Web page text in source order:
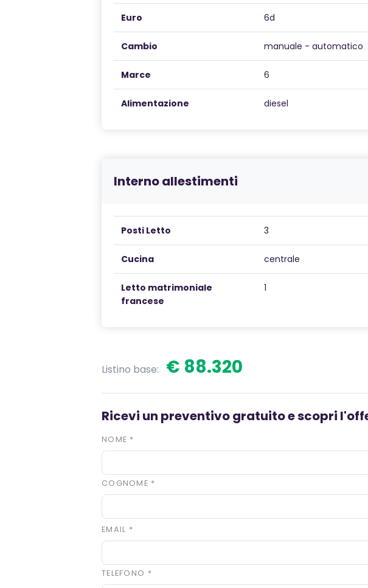
Euro 6d
Cambio manuale - automatico
Marce 6
Alimentazione diesel
Interno allestimenti
Posti Letto 3
Cucina centrale
Letto matrimoniale
francese
1
Listino base: € 88.320
Ricevi un preventivo gratuito e scopri
NOME *
COGNOME *
EMAIL *
TELEFONO *